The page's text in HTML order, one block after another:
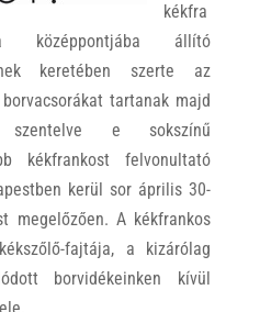
kékfra
állító
keretében szerte az
tartanak majd
szentelve e sokszínű
kékfrankost felvonultató
kerül sor április 30-
megelőzően. A kékfrankos
fajtája, a kizárólag
borvidékeinken kívül